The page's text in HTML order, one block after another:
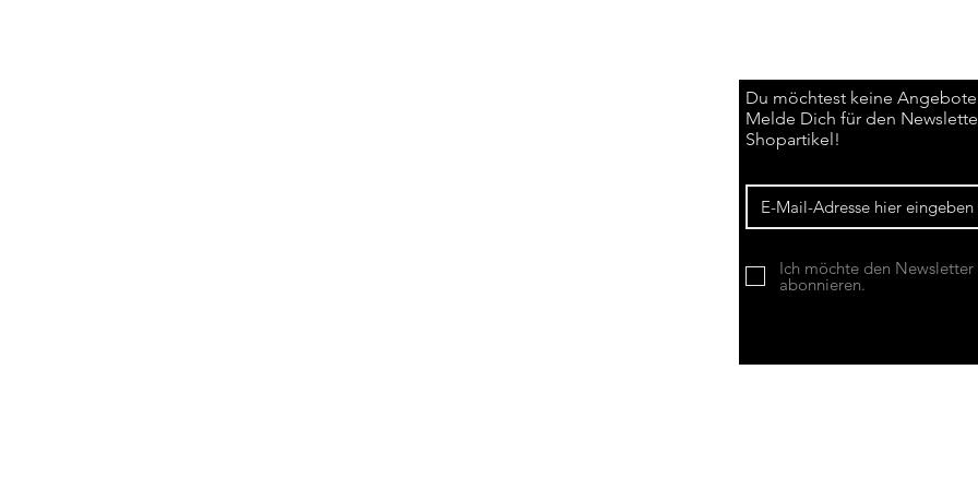
Du möchtest keine
Melde Dich für den
Shopartikel!
Ich möchte den Newsletter
abonnieren.